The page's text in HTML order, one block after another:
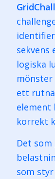
logiska
ett
element
korrekt
Det
som